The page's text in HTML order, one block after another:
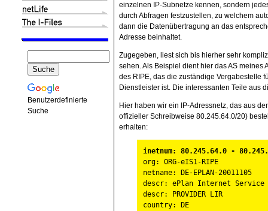
Benutzerdefinierte
Suche
einzelnen IP-Subnetze kennen, sondern
durch Abfragen festzustellen, zu welchem
dann die Datenübertragung an das
Adresse beinhaltet.
Zugegeben, liest sich bis hierher sehr
sehen. Als Beispiel dient hier das AS meines
des RIPE, das die zuständige Vergabestelle
Dienstleister ist. Die interessanten Teile aus
Hier haben wir ein IP-Adressnetz, das aus
offizieller Schreibweise 80.245.64.0/20)
erhalten:
inetnum: 80.245.64.0 -
org: ORG-eIS1-RIPE
netname: DE-EPLAN-20011105
descr: ePlan Internet Service
descr: PROVIDER LIR
country: DE